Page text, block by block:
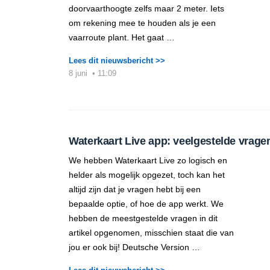
doorvaarthoogte zelfs maar 2 meter. Iets
om rekening mee te houden als je een
vaarroute plant. Het gaat …
Lees dit nieuwsbericht >>
8 juni • 11:09
Waterkaart Live app: veelgestelde
We hebben Waterkaart Live zo logisch en
helder als mogelijk opgezet, toch kan het
altijd zijn dat je vragen hebt bij een
bepaalde optie, of hoe de app werkt. We
hebben de meestgestelde vragen in dit
artikel opgenomen, misschien staat die van
jou er ook bij! Deutsche Version …